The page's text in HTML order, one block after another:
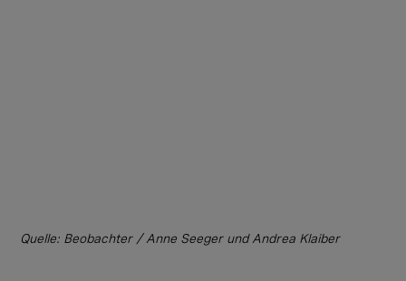
Quelle: Beobachter / Anne Seeger und Andrea Klaiber